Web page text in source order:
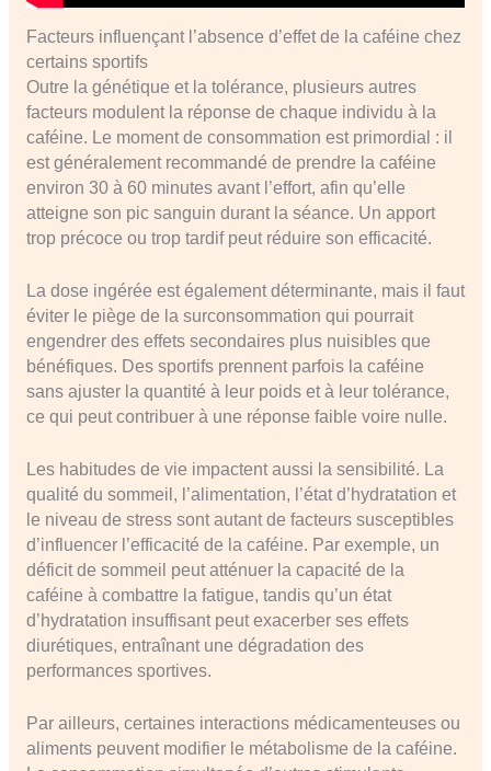
Facteurs influençant l’absence d’effet de la caféine chez
certains sportifs
Outre la génétique et la tolérance, plusieurs autres
facteurs modulent la réponse de chaque individu à la
caféine. Le moment de consommation est primordial : il
est généralement recommandé de prendre la caféine
environ 30 à 60 minutes avant l’effort, afin qu’elle
atteigne son pic sanguin durant la séance. Un apport
trop précoce ou trop tardif peut réduire son efficacité.
La dose ingérée est également déterminante, mais il faut
éviter le piège de la surconsommation qui pourrait
engendrer des effets secondaires plus nuisibles que
bénéfiques. Des sportifs prennent parfois la caféine
sans ajuster la quantité à leur poids et à leur tolérance,
ce qui peut contribuer à une réponse faible voire nulle.
Les habitudes de vie impactent aussi la sensibilité. La
qualité du sommeil, l’alimentation, l’état d’hydratation et
le niveau de stress sont autant de facteurs susceptibles
d’influencer l’efficacité de la caféine. Par exemple, un
déficit de sommeil peut atténuer la capacité de la
caféine à combattre la fatigue, tandis qu’un état
d’hydratation insuffisant peut exacerber ses effets
diurétiques, entraînant une dégradation des
performances sportives.
Par ailleurs, certaines interactions médicamenteuses ou
aliments peuvent modifier le métabolisme de la caféine.